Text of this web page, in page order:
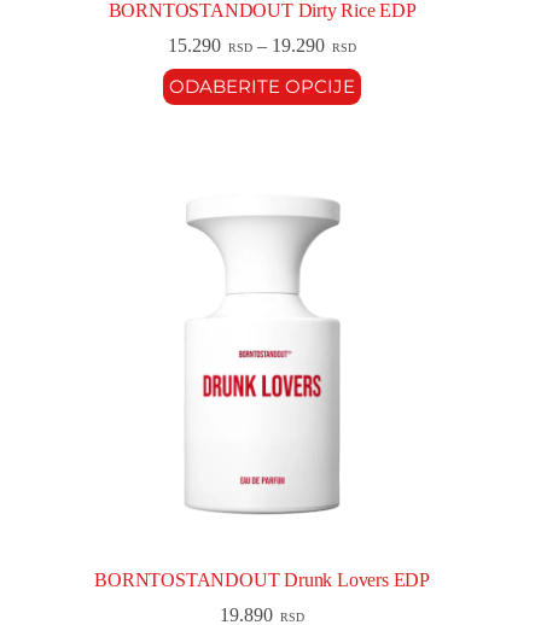
BORNTOSTANDOUT Dirty Rice EDP
15.290 RSD – 19.290 RSD
ODABERITE OPCIJE
BORNTOSTANDOUT Drunk Lovers EDP
19.890 RSD